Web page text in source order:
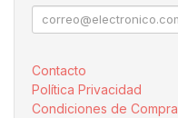
Contacto
Política Privacidad
Condiciones de Compra